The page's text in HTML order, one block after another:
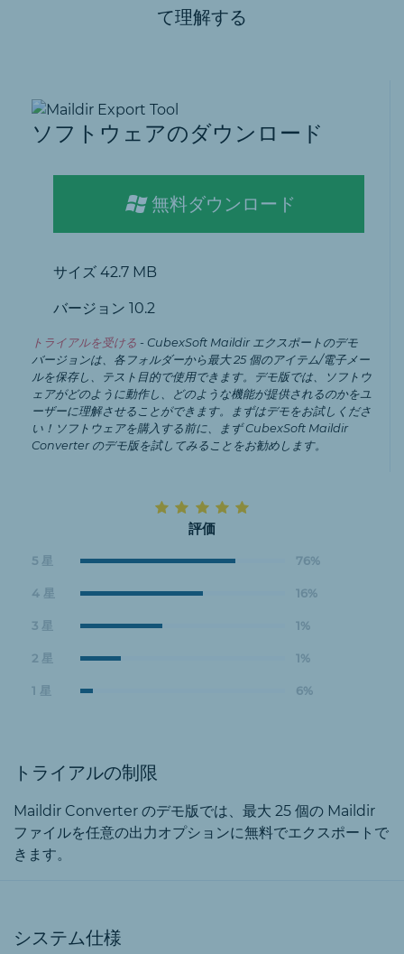
て理解する
ソフトウェアのダウンロード
無料ダウンロード
サイズ 42.7 MB
バージョン 10.2
トライアルを受ける - CubexSoft Maildir エクスポートのデモ
バージョンは、各フォルダーから最大 25 個のアイテム/電子メー
ルを保存し、テスト目的で使用できます。デモ版では、ソフトウ
ェアがどのように動作し、どのような機能が提供されるのかをユ
ーザーに理解させることができます。まずはデモをお試しくださ
い！ソフトウェアを購入する前に、まず CubexSoft Maildir
Converter のデモ版を試してみることをお勧めします。
評価
5 星 76%
4 星 16%
3 星 1%
2 星 1%
1 星 6%
トライアルの制限
Maildir Converter のデモ版では、最大 25 個の Maildir
ファイルを任意の出力オプションに無料でエクスポートで
きます。
システム仕様